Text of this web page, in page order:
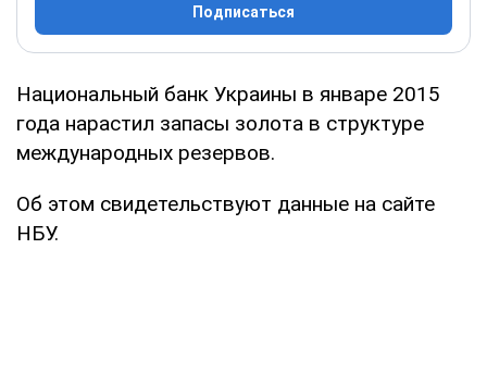
Подписаться
Национальный банк Украины в январе 2015
года нарастил запасы золота в структуре
международных резервов.
Об этом свидетельствуют данные на сайте
НБУ.